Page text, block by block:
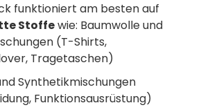
funktioniert am besten auf
Stoffewie: Baumwolle und
(T-Shirts,
Tragetaschen)
Synthetikmischungen
Funktionsausrüstung)